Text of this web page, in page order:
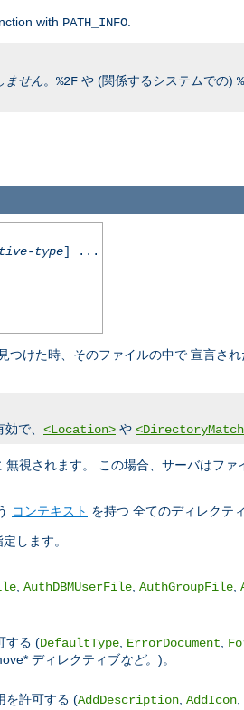
with PATH_INFO
ません。 %2F や (関係するシステムでの)
type] ...
つけた時、そのファイルの中で 宣言さ
で、 <Location> や
無視されます。 この場合、サーバはファ
コンテキスト を持つ 全てのディレクテ
します。
, AuthDBMUserFile, AuthGroupFile,
する (DefaultType, ErrorDocument,
ディレクティブなど。 )。
を許可する (AddDescription, AddIcon,